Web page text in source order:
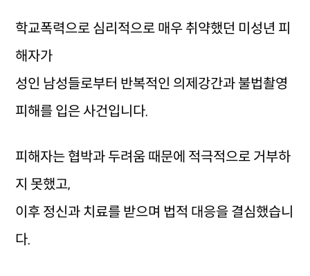
학교폭력으로 심리적으로 매우 취약했던 미성년 피
해자가
성인 남성들로부터 반복적인 의제강간과 불법촬영
피해를 입은 사건입니다.
피해자는 협박과 두려움 때문에 적극적으로 거부하
지 못했고,
이후 정신과 치료를 받으며 법적 대응을 결심했습니
다.